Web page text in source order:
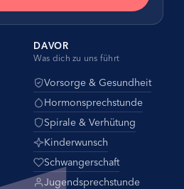
DAVOR
Was dich zu uns führt
Vorsorge & Gesundheit
Hormonsprechstunde
Spirale & Verhütung
Kinderwunsch
Schwangerschaft
Jugendsprechstunde